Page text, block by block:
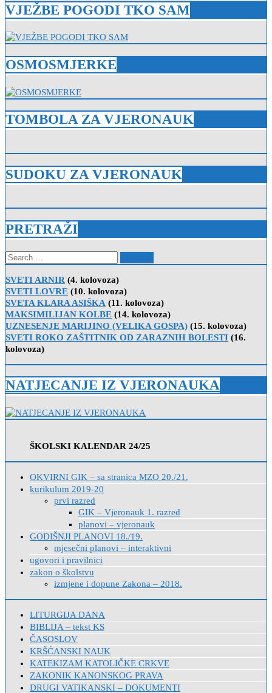
VJEŽBE POGODI TKO SAM
OSMOSMJERKE
TOMBOLA ZA VJERONAUK
SUDOKU ZA VJERONAUK
PRETRAŽI
Search
for:
SVETI ARNIR (4. kolovoza)
SVETI LOVRE (10. kolovoza)
SVETA KLARA ASIŠKA (11. kolovoza)
MAKSIMILIJAN KOLBE (14. kolovoza)
UZNESENJE MARIJINO (VELIKA GOSPA) (15. kolovoza)
SVETI ROKO ZAŠTITNIK OD ZARAZNIH BOLESTI (16.
kolovoza)
NATJECANJE IZ VJERONAUKA
ŠKOLSKI KALENDAR 24/25
OKVIRNI GIK – sa stranica MZO 20./21.
kurikulum 2019-20
prvi razred
GIK – Vjeronauk 1. razred
planovi – vjeronauk
GODIŠNJI PLANOVI 18./19.
mjesečni planovi – interaktivni
ugovori i pravilnici
zakon o školstvu
izmjene i dopune Zakona – 2018.
LITURGIJA DANA
BIBLIJA – tekst KS
ČASOSLOV
KRŠĆANSKI NAUK
KATEKIZAM KATOLIČKE CRKVE
ZAKONIK KANONSKOG PRAVA
DRUGI VATIKANSKI – DOKUMENTI